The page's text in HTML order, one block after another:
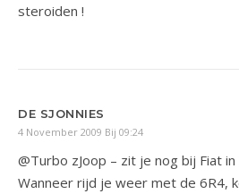
steroiden !
DE SJONNIES
4 November 2009 Bij 09:24
@Turbo zJoop – zit je nog bij Fiat
Wanneer rijd je weer met de 6R4,